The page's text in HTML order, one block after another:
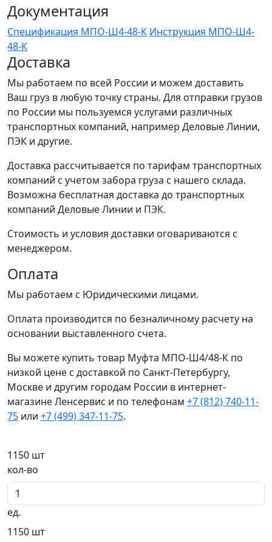
Документация
Спецификация МПО-Ш4-48-К Инструкция МПО-Ш4-
48-К
Доставка
Мы работаем по всей России и можем доставить
Ваш груз в любую точку страны. Для отправки грузов
по России мы пользуемся услугами различных
транспортных компаний, например Деловые Линии,
ПЭК и другие.
Доставка рассчитывается по тарифам транспортных
компаний с учетом забора груза с нашего склада.
Возможна бесплатная доставка до транспортных
компаний Деловые Линии и ПЭК.
Стоимость и условия доставки оговариваются с
менеджером.
Оплата
Мы работаем с Юридическими лицами.
Оплата производится по безналичному расчету на
основании выставленного счета.
Вы можете купить товар Муфта МПО-Ш4/48-К по
низкой цене с доставкой по Санкт-Петербургу,
Москве и другим городам России в интернет-
магазине Ленсервис и по телефонам +7 (812) 740-11-
75 или +7 (499) 347-11-75.
1150 шт
кол-во
ед.
1150 шт